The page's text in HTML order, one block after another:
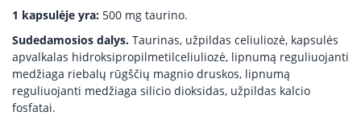
1 kapsulėje yra: 500 mg taurino.
Sudedamosios dalys. Taurinas, užpildas celiuliozė, kapsulės
apvalkalas hidroksipropilmetilceliuliozė, lipnumą reguliuojanti
medžiaga riebalų rūgščių magnio druskos, lipnumą
reguliuojanti medžiaga silicio dioksidas, užpildas kalcio
fosfatai.